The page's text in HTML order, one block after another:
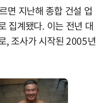
면 지난해 종합 건설 업
집계됐다. 이는 전년 대
, 조사가 시작된 2005년